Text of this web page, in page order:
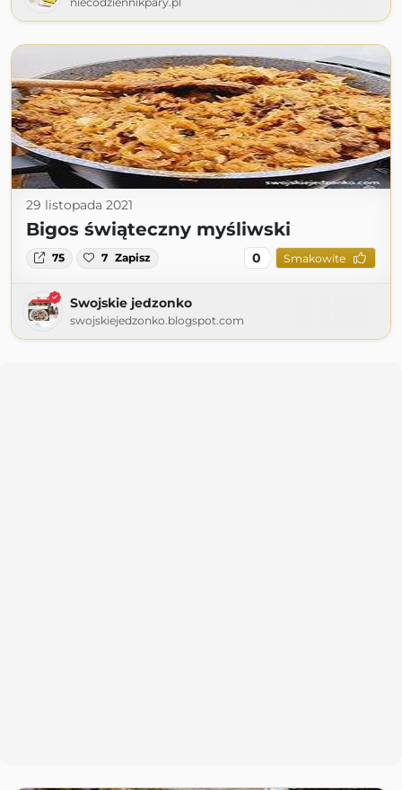
29 listopada 2021
Bigos świąteczny myśliwski
75 7 Zapisz 0 Smakowite
Swojskie jedzonko
swojskiejedzonko.blogspot.com